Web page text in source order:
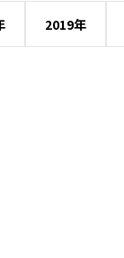
2019年